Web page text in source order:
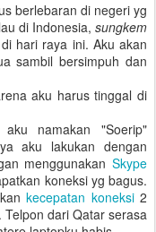
berlebaran di negeri yg
di Indonesia, sungkem
hari raya ini. Aku akan
sambil bersimpuh dan
aku harus tinggal di
namakan "Soerip"
aku lakukan dengan
menggunakan Skype
koneksi yg bagus.
kecepatan koneksi 2
dari Qatar serasa